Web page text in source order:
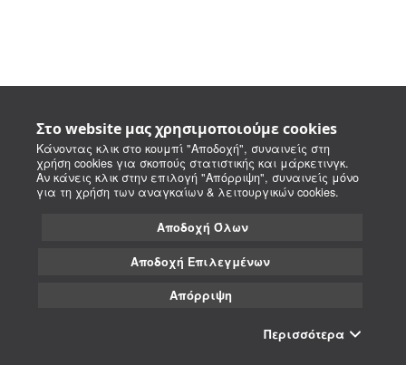
Στο website μας χρησιμοποιούμε cookies
Κάνοντας κλικ στο κουμπί "Αποδοχή", συναινείς στη
χρήση cookies για σκοπούς στατιστικής και μάρκετινγκ.
Αν κάνεις κλικ στην επιλογή "Απόρριψη", συναινείς μόνο
για τη χρήση των αναγκαίων & λειτουργικών cookies.
Αποδοχή Όλων
Αποδοχή Επιλεγμένων
Απόρριψη
Περισσότερα